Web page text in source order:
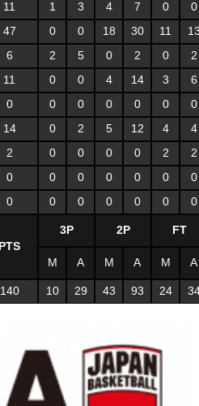
11 1 3 4 7 0
0
47 0 0 18 30 11
6 2 5 0 2 0
2
11 0 0 4 14 3
6
0 0 0 0 0 0
0
14 0 2 5 12 4
4
2 0 0 0 0 2
2
0 0 0 0 0 0
0
0 0 0 0 0 0 0
PTS
3P 2P FT
M A M A M A
140 10 29 43 93 24